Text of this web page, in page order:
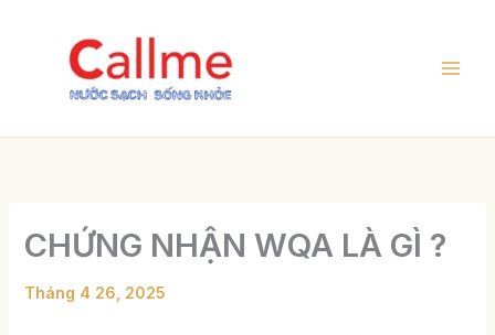
CHỨNG NHẬN WQA LÀ GÌ ?
Tháng 4 26, 2025